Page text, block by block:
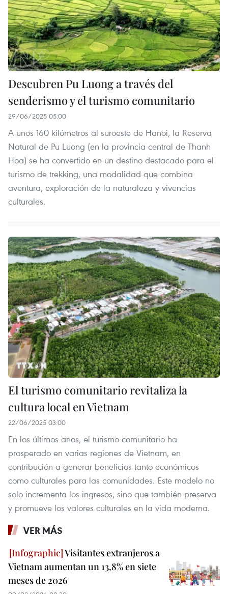
Descubren Pu Luong a través del
senderismo y el turismo comunitario
29/06/2025 05:00
A unos 160 kilómetros al suroeste de Hanoi, la Reserva
Natural de Pu Luong (en la provincia central de Thanh
Hoa) se ha convertido en un destino destacado para el
turismo de trekking, una modalidad que combina
aventura, exploración de la naturaleza y vivencias
culturales.
El turismo comunitario revitaliza la
cultura local en Vietnam
22/06/2025 03:00
En los últimos años, el turismo comunitario ha
prosperado en varias regiones de Vietnam, en
contribución a generar beneficios tanto económicos
como culturales para las comunidades. Este modelo no
solo incrementa los ingresos, sino que también preserva
y promueve los valores culturales en la vida moderna.
VER MÁS
Visitantes extranjeros a
Vietnam aumentan un 13,8% en siete
meses de 2026